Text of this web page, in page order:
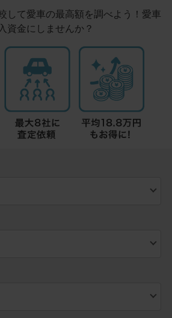
して愛車の最高額を調べよう！愛車
資金にしませんか？